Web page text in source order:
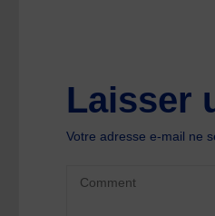
Laisser
Votre adresse e-mail ne